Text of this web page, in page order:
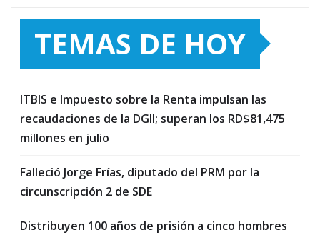
TEMAS DE HOY
ITBIS e Impuesto sobre la Renta impulsan las
recaudaciones de la DGII; superan los RD$81,475
millones en julio
Falleció Jorge Frías, diputado del PRM por la
circunscripción 2 de SDE
Distribuyen 100 años de prisión a cinco hombres